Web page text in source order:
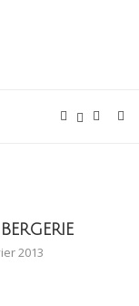
2013